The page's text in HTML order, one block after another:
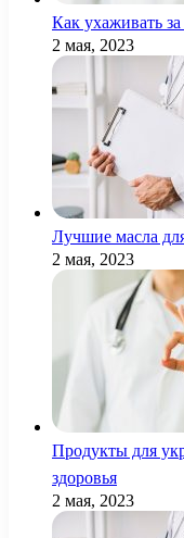
Как ухаживать
2 мая, 2023
Лучшие масла
2 мая, 2023
Продукты для
здоровья
2 мая, 2023